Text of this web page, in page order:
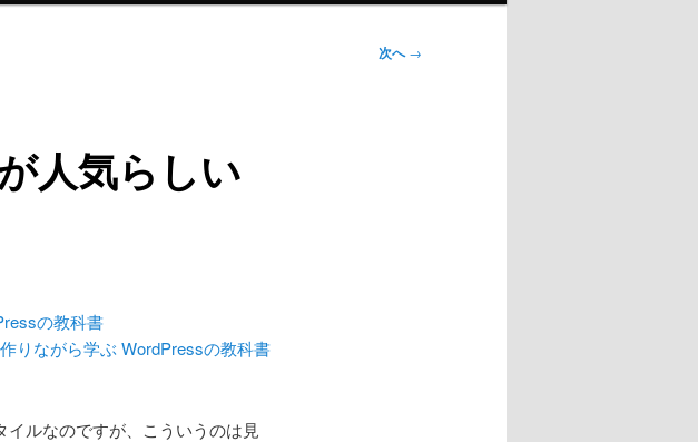
次へ→
人気らしい
の教科書
りながら学ぶ WordPressの教科書
ルなのですが、こういうのは見